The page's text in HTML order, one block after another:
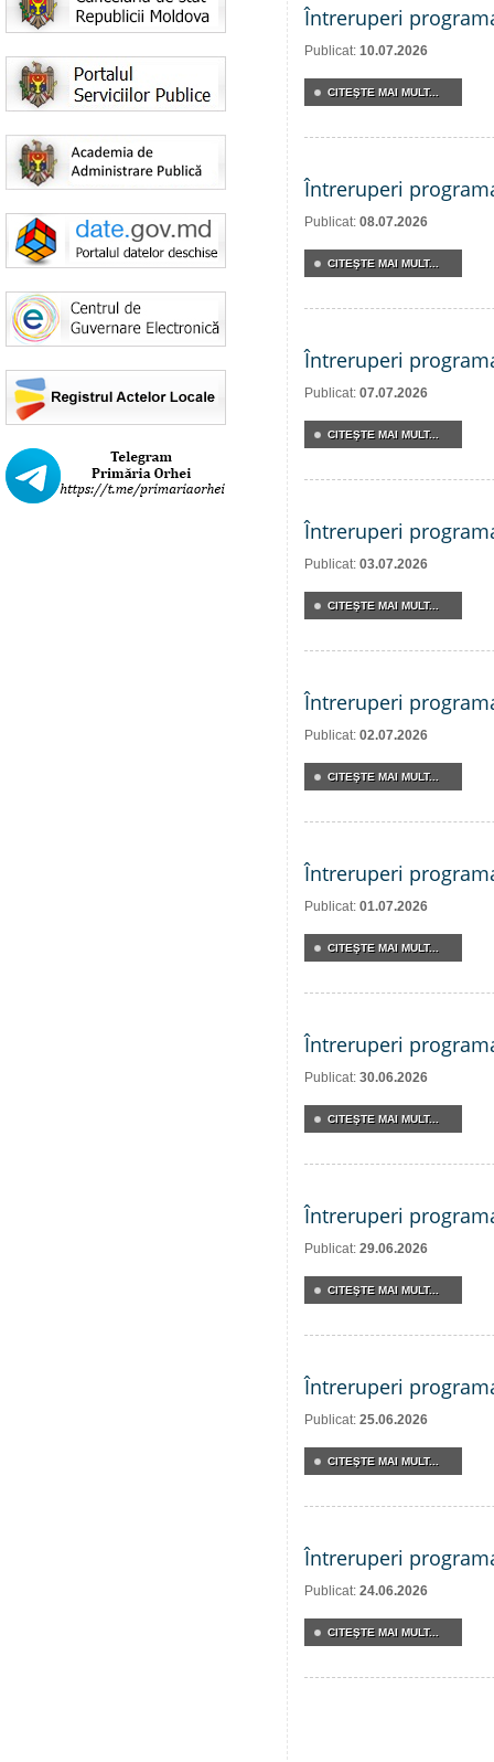
Întreruperi
Publicat: 10.07.2026
CITEŞTE MAI MULT...
Întreruperi
Publicat: 08.07.2026
CITEŞTE MAI MULT...
Întreruperi
Publicat: 07.07.2026
CITEŞTE MAI MULT...
Întreruperi
Publicat: 03.07.2026
CITEŞTE MAI MULT...
Întreruperi
Publicat: 02.07.2026
CITEŞTE MAI MULT...
Întreruperi
Publicat: 01.07.2026
CITEŞTE MAI MULT...
Întreruperi
Publicat: 30.06.2026
CITEŞTE MAI MULT...
Întreruperi
Publicat: 29.06.2026
CITEŞTE MAI MULT...
Întreruperi
Publicat: 25.06.2026
CITEŞTE MAI MULT...
Întreruperi
Publicat: 24.06.2026
CITEŞTE MAI MULT...